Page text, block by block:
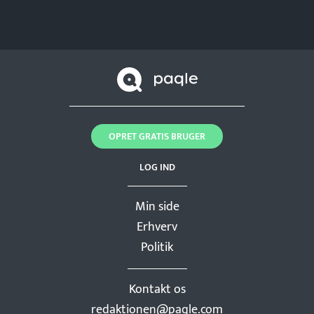
Min side
Erhverv
Politik
Kontakt os
redaktionen@paqle.com
LOG IND
OPRET GRATIS BRUGER